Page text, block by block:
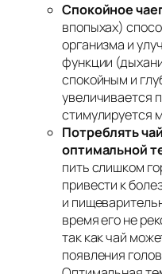
Спокойное
впопыхах)
организма и
функции
спокойным и
увеличивается
стимулируется
Потреблять
оптимальной
пить слишком
привести к
и
время его не
так как чай
появления